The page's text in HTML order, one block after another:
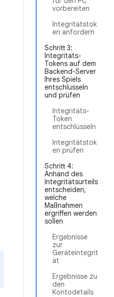
vorbereiten
Integritätstok
en anfordern
Schritt 3:
Integritäts-
Tokens auf dem
Backend-Server
Ihres Spiels
entschlüsseln
und prüfen
Integritäts-
Token
entschlüsseln
Integritätstok
en prüfen
Schritt 4:
Anhand des
Integritätsurteils
entscheiden,
welche
Maßnahmen
ergriffen werden
sollen
Ergebnisse
zur
Geräteintegrit
ät
Ergebnisse zu
den
Kontodetails